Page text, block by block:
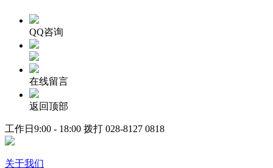
QQ咨询
在线留言
返回顶部
工作日9:00 - 18:00 拨打 028-8127 0818
关于我们